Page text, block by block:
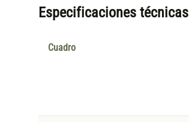
Especificaciones técnicas
Cuadro